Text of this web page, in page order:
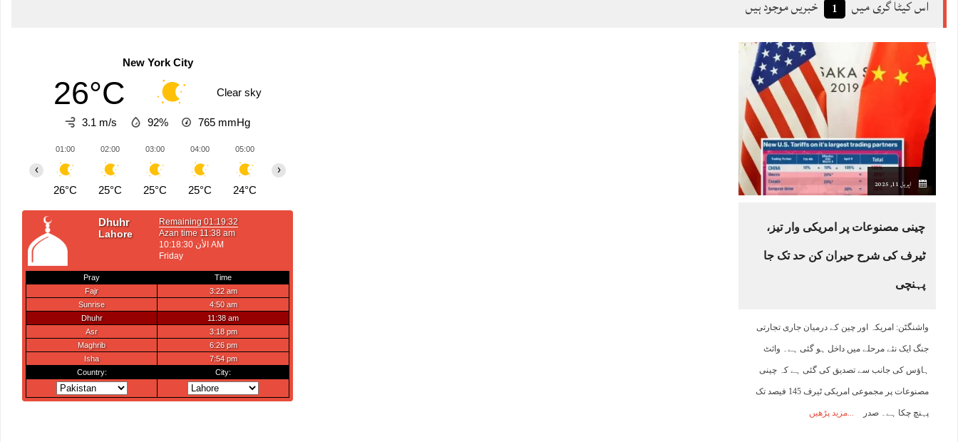
اس کیٹا گری میں 1 خبریں موجود ہیں
New York City
26°C Clear sky
3.1 m/s 92% 765 mmHg
01:00
26°C
02:00
25°C
03:00
25°C
04:00
25°C
05:00
24°C
16:00
28°C
17:00
27°C
18:00 19:00
26°C
20:00
25°C
‹
›
اپریل 11, 2025
چینی مصنوعات پر امریکی وار تیز،
ٹیرف کی شرح حیران کن حد تک جا
پہنچی
واشنگٹن: امریکہ اور چین کے درمیان جاری تجارتی
جنگ ایک نئے مرحلے میں داخل ہو گئی ہے۔ وائٹ
ہاؤس کی جانب سے تصدیق کی گئی ہے کہ چینی
مصنوعات پر مجموعی امریکی ٹیرف 145 فیصد تک
پہنچ چکا ہے۔ صدر مزید پڑھیں